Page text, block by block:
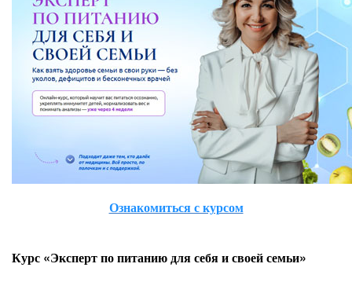
Ознакомиться с курсом
Курс «Эксперт по питанию для себя и своей семьи»